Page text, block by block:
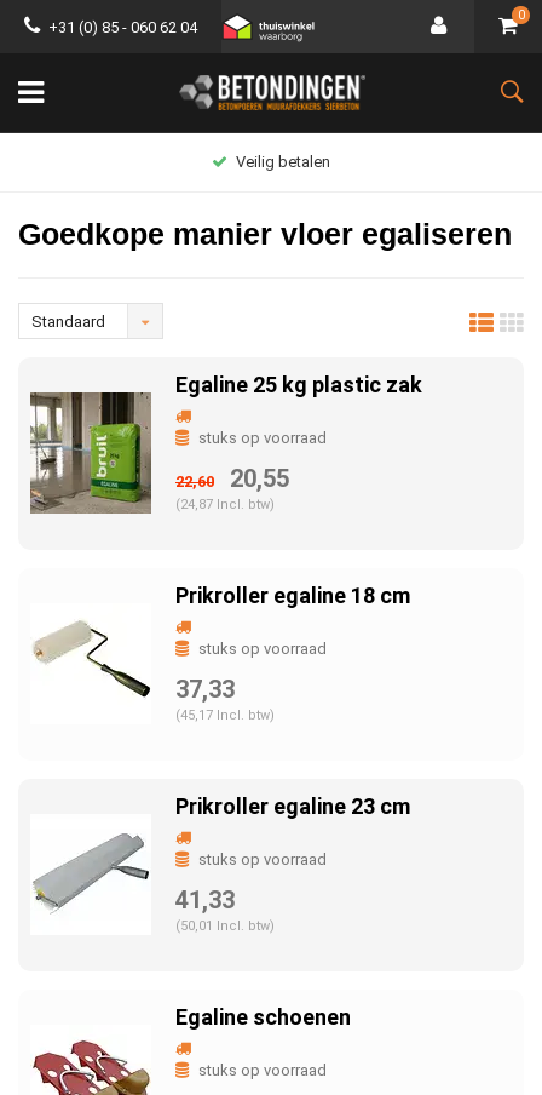
+31 (0) 85 - 060 62 04
0
Groot assortiment
Goedkope manier vloer egaliseren
Standaard
Egaline 25 kg plastic zak
stuks op voorraad
22,60 20,55
(24,87 Incl. btw)
Prikroller egaline 18 cm
stuks op voorraad
37,33
(45,17 Incl. btw)
Prikroller egaline 23 cm
stuks op voorraad
41,33
(50,01 Incl. btw)
Egaline schoenen
stuks op voorraad